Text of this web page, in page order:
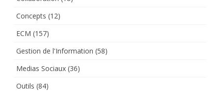
Concepts (12)
ECM (157)
Gestion de l'Information (58)
Medias Sociaux (36)
Outils (84)